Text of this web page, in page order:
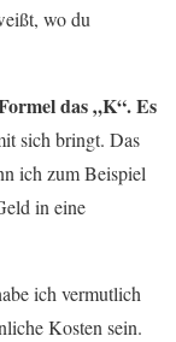
wo du
das „K“. Es
sich bringt. Das
ich zum Beispiel
in eine
ich vermutlich
Kosten sein.